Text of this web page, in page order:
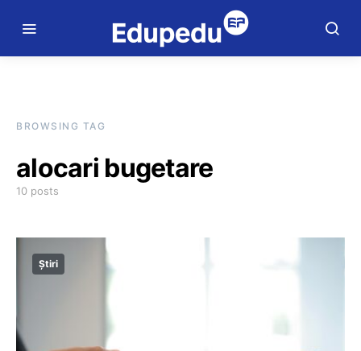
BROWSING TAG
alocari bugetare
10 posts
Știri